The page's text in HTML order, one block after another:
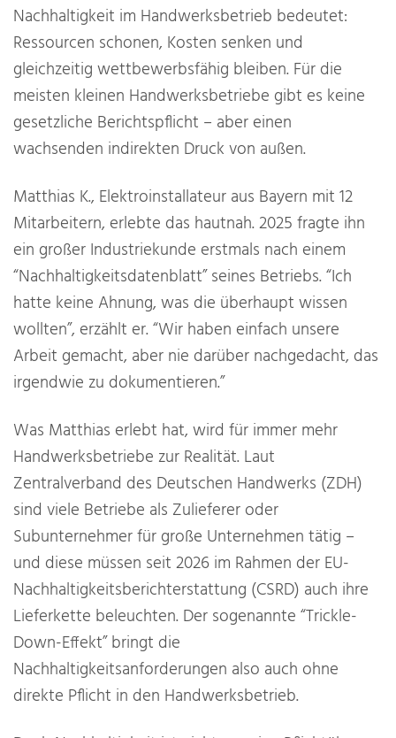
Nachhaltigkeit im Handwerksbetrieb bedeutet:
Ressourcen schonen, Kosten senken und
gleichzeitig wettbewerbsfähig bleiben. Für die
meisten kleinen Handwerksbetriebe gibt es keine
gesetzliche Berichtspflicht – aber einen
wachsenden indirekten Druck von außen.
Matthias K., Elektroinstallateur aus Bayern mit 12
Mitarbeitern, erlebte das hautnah. 2025 fragte ihn
ein großer Industriekunde erstmals nach einem
“Nachhaltigkeitsdatenblatt” seines Betriebs. “Ich
hatte keine Ahnung, was die überhaupt wissen
wollten”, erzählt er. “Wir haben einfach unsere
Arbeit gemacht, aber nie darüber nachgedacht, das
irgendwie zu dokumentieren.”
Was Matthias erlebt hat, wird für immer mehr
Handwerksbetriebe zur Realität. Laut
Zentralverband des Deutschen Handwerks (ZDH)
sind viele Betriebe als Zulieferer oder
Subunternehmer für große Unternehmen tätig –
und diese müssen seit 2026 im Rahmen der EU-
Nachhaltigkeitsberichterstattung (CSRD) auch ihre
Lieferkette beleuchten. Der sogenannte “Trickle-
Down-Effekt” bringt die
Nachhaltigkeitsanforderungen also auch ohne
direkte Pflicht in den Handwerksbetrieb.